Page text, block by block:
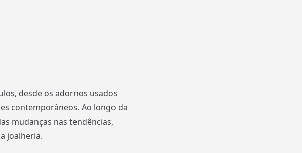
desde os adornos usados
contemporâneos. Ao longo da
mudanças nas tendências,
joalheria.